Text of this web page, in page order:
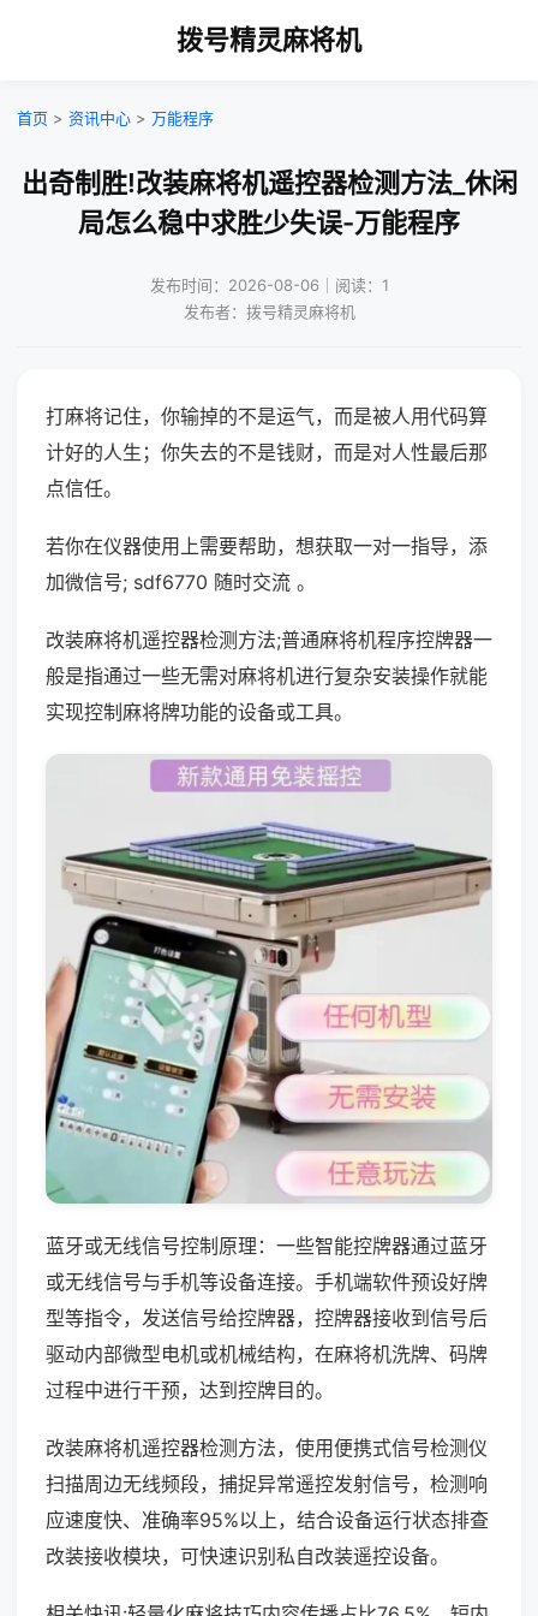
拨号精灵麻将机
首页 > 资讯中心 > 万能程序
出奇制胜!改装麻将机遥控器检测方法_休闲
局怎么稳中求胜少失误-万能程序
发布时间：2026-08-06｜阅读：1
发布者：拨号精灵麻将机
打麻将记住，你输掉的不是运气，而是被人用代码算
计好的人生；你失去的不是钱财，而是对人性最后那
点信任。
若你在仪器使用上需要帮助，想获取一对一指导，添
加微信号; sdf6770 随时交流 。
改装麻将机遥控器检测方法;普通麻将机程序控牌器一
般是指通过一些无需对麻将机进行复杂安装操作就能
实现控制麻将牌功能的设备或工具。
蓝牙或无线信号控制原理：一些智能控牌器通过蓝牙
或无线信号与手机等设备连接。手机端软件预设好牌
型等指令，发送信号给控牌器，控牌器接收到信号后
驱动内部微型电机或机械结构，在麻将机洗牌、码牌
过程中进行干预，达到控牌目的。
改装麻将机遥控器检测方法，使用便携式信号检测仪
扫描周边无线频段，捕捉异常遥控发射信号，检测响
应速度快、准确率95%以上，结合设备运行状态排查
改装接收模块，可快速识别私自改装遥控设备。